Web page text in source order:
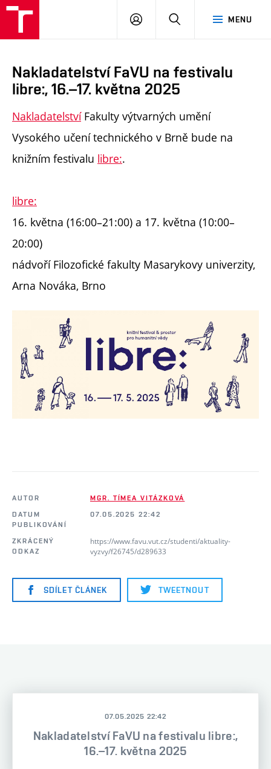
MENU
PŘIHLÁSIT
Nakladatelství FaVU na festivalu
libre:, 16.–17. května 2025
Nakladatelství Fakulty výtvarných umění
Vysokého učení technického v Brně bude na
knižním festivalu libre:.
libre:
16. května (16:00–21:00) a 17. května (10:00–
20:00)
nádvoří Filozofické fakulty Masarykovy univerzity,
Arna Nováka, Brno
AUTOR
MGR. TÍMEA VITÁZKOVÁ
DATUM
PUBLIKOVÁNÍ
07.05.2025 22:42
ZKRÁCENÝ
ODKAZ
https://www.favu.vut.cz/studenti/aktuality-
vyzvy/f26745/d289633
SDÍLET ČLÁNEK TWEETNOUT
07.05.2025 22:42
Nakladatelství FaVU na festivalu libre:,
16.–17. května 2025